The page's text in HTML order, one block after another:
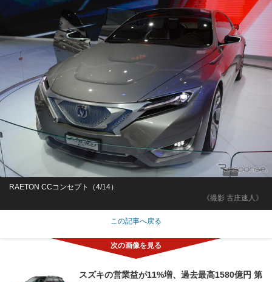
《撮影 古庄速人》
RAETON CCコンセプト（4/14）
この記事へ戻る
スズキの営業益が11%増、過去最高1580億円 第